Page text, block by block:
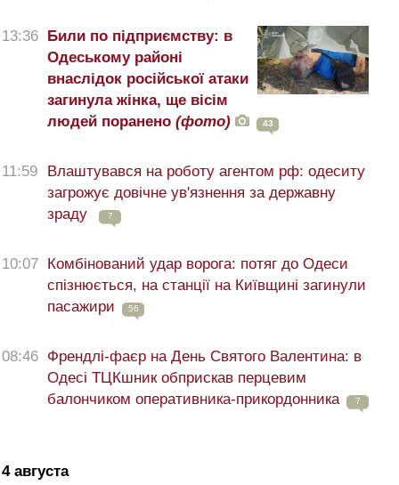
13:36 Били по підприємству: в
Одеському районі
внаслідок російської атаки
загинула жінка, ще вісім
людей поранено (фото) 43
11:59
Влаштувався на роботу агентом рф: одеситу
загрожує довічне ув'язнення за державну
зраду
7
10:07 Комбінований удар ворога: потяг до Одеси
спізнюється, на станції на Київщині загинули
пасажири
56
08:46 Френдлі-фаєр на День Святого Валентина: в
Одесі ТЦКшник обприскав перцевим
балончиком оперативника-прикордонника
7
4 августа